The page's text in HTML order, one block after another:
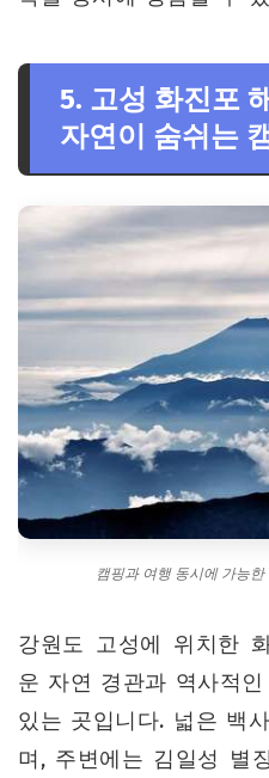
5. 고성 화진포
자연이 숨쉬는
캠핑과 여행 동시에 가능
강원도 고성에 위치한
운 자연 경관과 역사적
있는 곳입니다. 넓은 백
며, 주변에는 김일성 별